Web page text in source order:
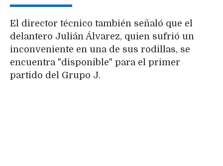
El director técnico también señaló que el
delantero Julián Álvarez, quien sufrió un
inconveniente en una de sus rodillas, se
encuentra "disponible" para el primer
partido del Grupo J.